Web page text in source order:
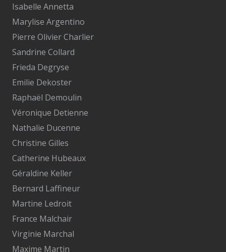
Isabelle Annetta
Marylise Argentino
Pierre Olivier Charlier
Sandrine Collard
Frieda Degryse
Emilie Dekoster
Raphaël Demoulin
Véronique Detienne
Nathalie Ducenne
Christine Gilles
Catherine Hubeaux
Géraldine Keller
Bernard Laffineur
Martine Ledroit
France Malchair
Virginie Marchal
Maxime Martin